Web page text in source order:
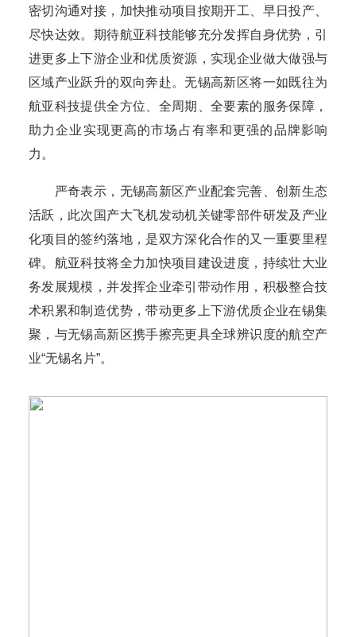
密切沟通对接，加快推动项目按期开工、早日投产、
尽快达效。期待航亚科技能够充分发挥自身优势，引
进更多上下游企业和优质资源，实现企业做大做强与
区域产业跃升的双向奔赴。无锡高新区将一如既往为
航亚科技提供全方位、全周期、全要素的服务保障，
助力企业实现更高的市场占有率和更强的品牌影响
力。
严奇表示，无锡高新区产业配套完善、创新生态
活跃，此次国产大飞机发动机关键零部件研发及产业
化项目的签约落地，是双方深化合作的又一重要里程
碑。航亚科技将全力加快项目建设进度，持续壮大业
务发展规模，并发挥企业牵引带动作用，积极整合技
术积累和制造优势，带动更多上下游优质企业在锡集
聚，与无锡高新区携手擦亮更具全球辨识度的航空产
业“无锡名片”。